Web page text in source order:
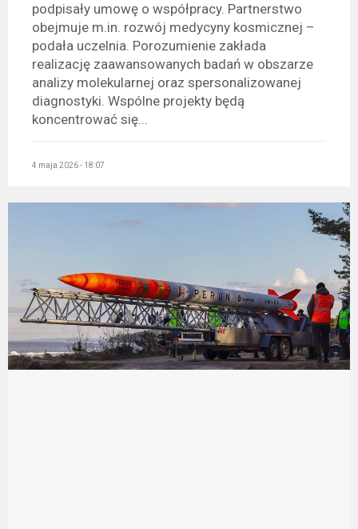
podpisały umowę o współpracy. Partnerstwo
obejmuje m.in. rozwój medycyny kosmicznej –
podała uczelnia. Porozumienie zakłada
realizację zaawansowanych badań w obszarze
analizy molekularnej oraz spersonalizowanej
diagnostyki. Wspólne projekty będą
koncentrować się...
4 maja 2026 - 18:07